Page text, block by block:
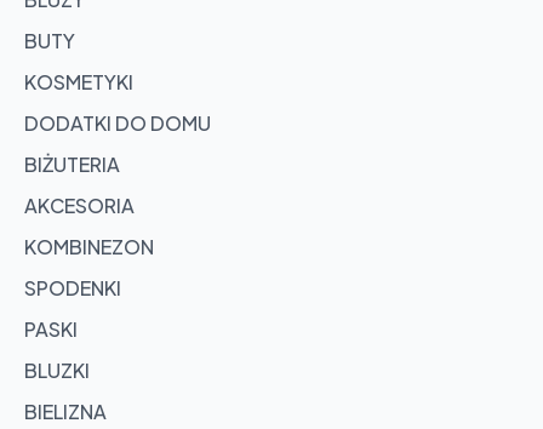
BUTY
KOSMETYKI
DODATKI DO DOMU
BIŻUTERIA
AKCESORIA
KOMBINEZON
SPODENKI
PASKI
BLUZKI
BIELIZNA